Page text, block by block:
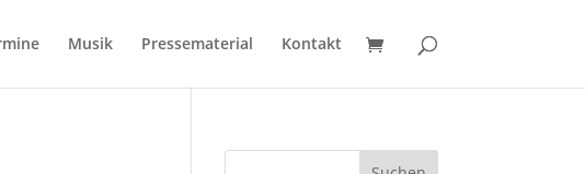
Musik Pressematerial Kontakt